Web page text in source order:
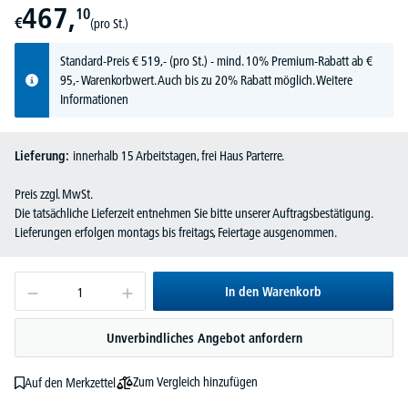
€467,10
(pro St.)
Standard-Preis€ 519,-(pro St.) - mind. 10% Premium-Rabatt ab €
95,- Warenkorbwert. Auch bis zu 20% Rabatt möglich.Weitere
Informationen
Lieferung: innerhalb 15 Arbeitstagen, frei Haus Parterre.
Preis zzgl. MwSt.
Die tatsächliche Lieferzeit entnehmen Sie bitte unserer Auftragsbestätigung.
Lieferungen erfolgen montags bis freitags, Feiertage ausgenommen.
In den Warenkorb
Unverbindliches Angebot anfordern
Auf den Merkzettel Zum Vergleich hinzufügen